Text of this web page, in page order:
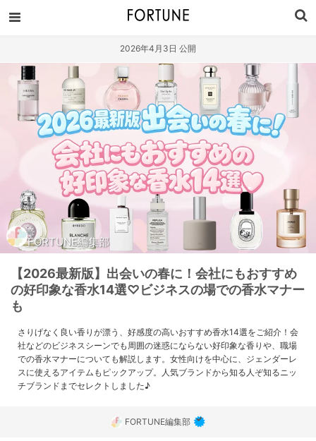
2026年4月3日 公開
FORTUNE編集部
【2026最新版】出会いの春に！会社にもおすすめ
の好印象な香水14選♡ビジネスの場での香水マナー
も
さりげなく良い香りが漂う、好感度の高いおすすめ香水14選をご紹介！会
社などのビジネスシーンでも周囲の迷惑にならない好印象な香りや、職場
での香水マナーについても解説します。女性向けを中心に、ジェンダーレ
スに使えるアイテムもピックアップ。人気ブランドから知る人ぞ知るニッ
チブランドまでセレクトしました♪
FORTUNE編集部